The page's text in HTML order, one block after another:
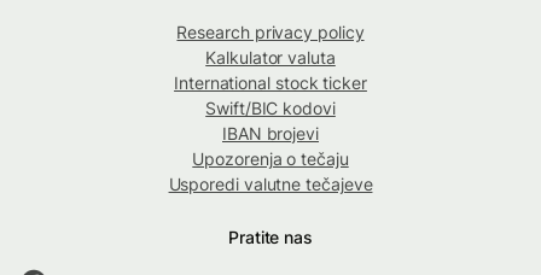
Research privacy policy
Kalkulator valuta
International stock ticker
Swift/BIC kodovi
IBAN brojevi
Upozorenja o tečaju
Usporedi valutne tečajeve
Pratite nas